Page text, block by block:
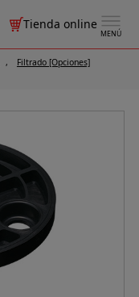
MENÚ
Tienda online
Filtrado [Opciones]